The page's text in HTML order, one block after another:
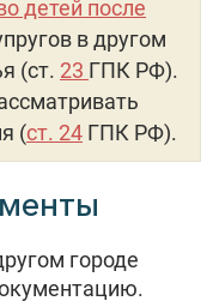
детей после
в другом
(ст. 23 ГПК РФ).
(ст. 24 ГПК РФ).
городе